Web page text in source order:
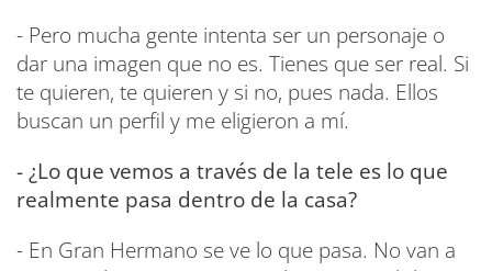
- Pero mucha gente intenta ser un personaje o
dar una imagen que no es. Tienes que ser real. Si
te quieren, te quieren y si no, pues nada. Ellos
buscan un perfil y me eligieron a mí.
- ¿Lo que vemos a través de la tele es lo que
realmente pasa dentro de la casa?
- En Gran Hermano se ve lo que pasa. No van a